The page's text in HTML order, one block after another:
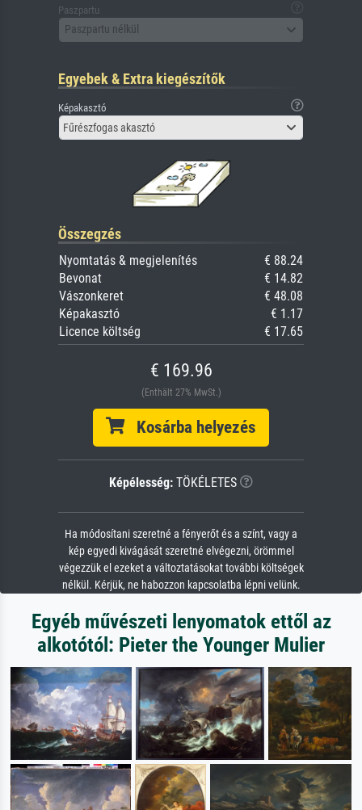
Paszpartu
Paszpartu nélkül
Egyebek & Extra kiegészítők
Képakasztó
Fűrészfogas akasztó
Összegzés
Nyomtatás & megjelenítés
€ 88.24
Bevonat
€ 14.82
Vászonkeret
€ 48.08
Képakasztó
€ 1.17
Licence költség
€ 17.65
€ 169.96
(Enthält 27% MwSt.)
Kosárba helyezés
Képélesség: TÖKÉLETES
Ha módosítani szeretné a fényerőt és a színt, vagy a
kép egyedi kivágását szeretné elvégezni, örömmel
végezzük el ezeket a változtatásokat további költségek
nélkül. Kérjük, ne habozzon kapcsolatba lépni velünk.
Egyéb művészeti lenyomatok ettől az
alkotótól: Pieter the Younger Mulier